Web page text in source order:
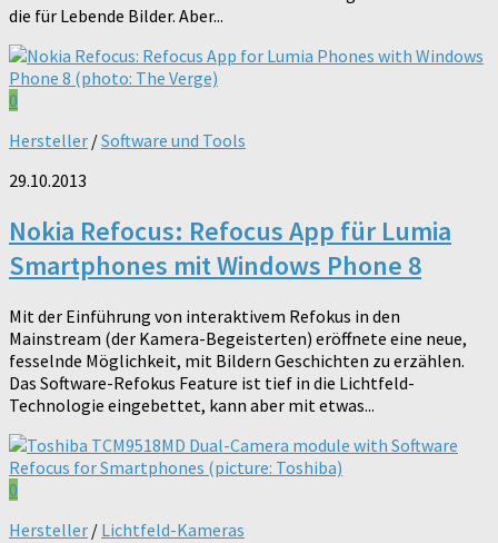
die für Lebende Bilder. Aber...
0
Hersteller /Software und Tools
29.10.2013
Nokia Refocus: Refocus App für Lumia
Smartphones mit Windows Phone 8
Mit der Einführung von interaktivem Refokus in den
Mainstream (der Kamera-Begeisterten) eröffnete eine neue,
fesselnde Möglichkeit, mit Bildern Geschichten zu erzählen.
Das Software-Refokus Feature ist tief in die Lichtfeld-
Technologie eingebettet, kann aber mit etwas...
0
Hersteller / Lichtfeld-Kameras